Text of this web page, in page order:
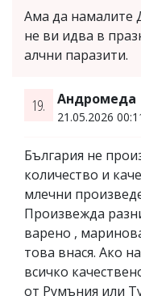
Ама да намалите
не ви идва в
алчни паразити.
19. Андромеда
21.05.2026
България не
количество и
млечни
Произвежда
варено ,
това внася. Ако
всичко
от Румъния или